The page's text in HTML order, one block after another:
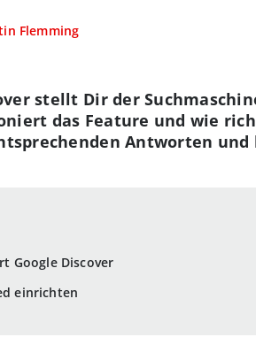
Flemming
Google Discover
einrichten
stellt Dir der
das Feature und wie
Antworten